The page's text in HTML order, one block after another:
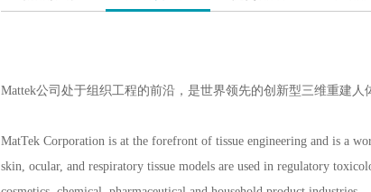
Mattek公司处于组织工程的前沿，是世界领先的创新型三维重建人
MatTek Corporation is at the forefront of tissue engineering and is a
skin, ocular, and respiratory tissue models are used in regulatory